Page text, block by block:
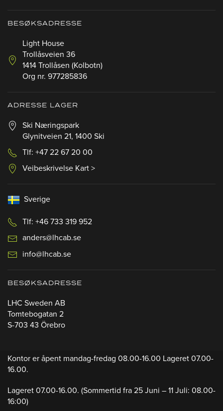
BESØKSADRESSE
Light House
Trollåsveien 36
1414 Trollåsen (Kolbotn)
Org nr. 977285836
ADRESSE LAGER
Ski Næringspark
Glynitveien 21, 1400 Ski
Tlf: +47 22 67 20 00
Veibeskrivelse Kart >
Sverige
Tlf: +46 733 319 952
anders@lhcab.se
info@lhcab.se
BESØKSADRESSE
LHC Sweden AB
Tomtebogatan 2
S-703 43 Örebro
Kontor er åpent mandag-fredag 08.00-16.00 Lageret 07.00-
16.00.
Lageret 07.00-16.00. (Sommertid fra 25 Juni – 11 Juli: 08.00-
16:00)